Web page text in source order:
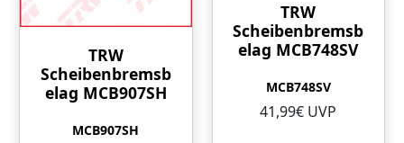
TRW
Scheibenbremsb
elag MCB907SH
MCB907SH
TRW
Scheibenbremsb
elag MCB748SV
MCB748SV
41,99€ UVP